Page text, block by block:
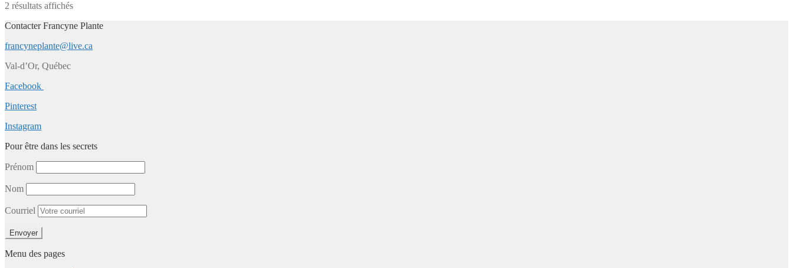
2 résultats affichés
Contacter Francyne Plante
francyneplante@live.ca
Val-d’Or, Québec
Facebook
Pinterest
Instagram
Pour être dans les secrets
Prénom
Nom
Courriel
Menu des pages